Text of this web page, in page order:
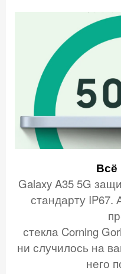
Всё
Galaxy A35 5G
стандарту IP67.
стекла Corning
ни случилось на
него